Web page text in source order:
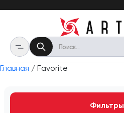
Главная / Favorite
Фильтры